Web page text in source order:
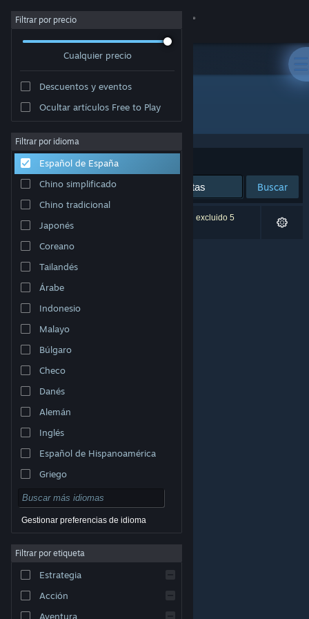
Iniciar sesión
Acerca de
Soporte
Cambiar idioma
Descargar Steam Mobile
Ver versión clásica
© Valve Corporation. Todos los derechos reservados.
respectivos dueños en EE. UU. y otros países.
Acuerdo de Suscriptor a Steam
Cookies
Filtrar por precio
Cualquier precio
Descuentos y eventos
Ocultar artículos Free to Play
Filtrar por idioma
Español de España
Chino simplificado
Chino tradicional
Japonés
Coreano
Tailandés
Árabe
Indonesio
Malayo
Búlgaro
Checo
Danés
Alemán
Inglés
Español de Hispanoamérica
Griego
Gestionar preferencias de idioma
Filtrar por etiqueta
Estrategia
Acción
Aventura
Desarrollador: Richard Campbell
Ordenar por Relevancia
Buscar
0 resultados coinciden con la búsqueda. Se han excluido 5
títulos basándose en tus preferencias.